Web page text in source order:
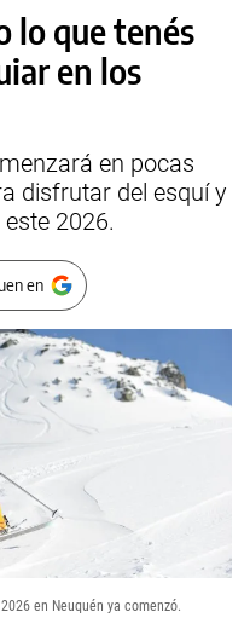
lo que tenés
en los
en pocas
disfrutar del esquí y
2026.
en
en Neuquén ya comenzó.